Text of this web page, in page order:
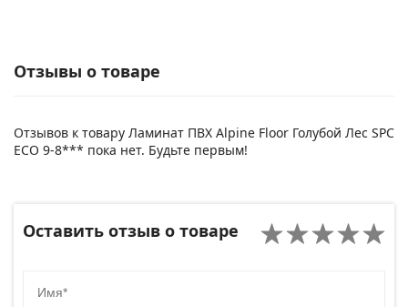
Отзывы о товаре
Отзывов к товару Ламинат ПВХ Alpine Floor Голубой Лес SPC
ЕСО 9-8*** пока нет. Будьте первым!
Оставить отзыв о товаре